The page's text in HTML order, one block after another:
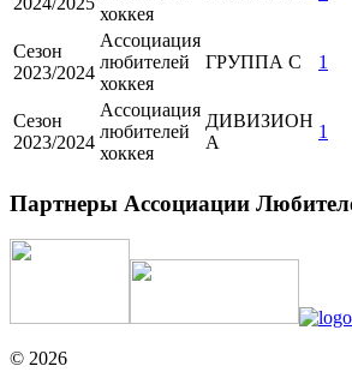
хоккея
Сезон
2023/2024
Ассоциация
любителей
хоккея
ГРУППА С 1
Сезон
2023/2024
Ассоциация
любителей
хоккея
ДИВИЗИОН
А
1
Партнеры Ассоциации
© 2026